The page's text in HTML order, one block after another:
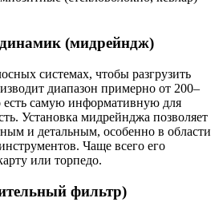
(мидрейндж)
системах, чтобы разгрузить
диапазон примерно от 200–
самую информативную для
Установка мидрейнджа позволяет
и детальным, особенно в области
Чаще всего его
или торпедо.
фильтр)